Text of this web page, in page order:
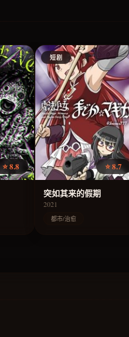
⭐ 8.8
短剧
⭐ 8.7
突如其来的假期
2021
都市/治愈